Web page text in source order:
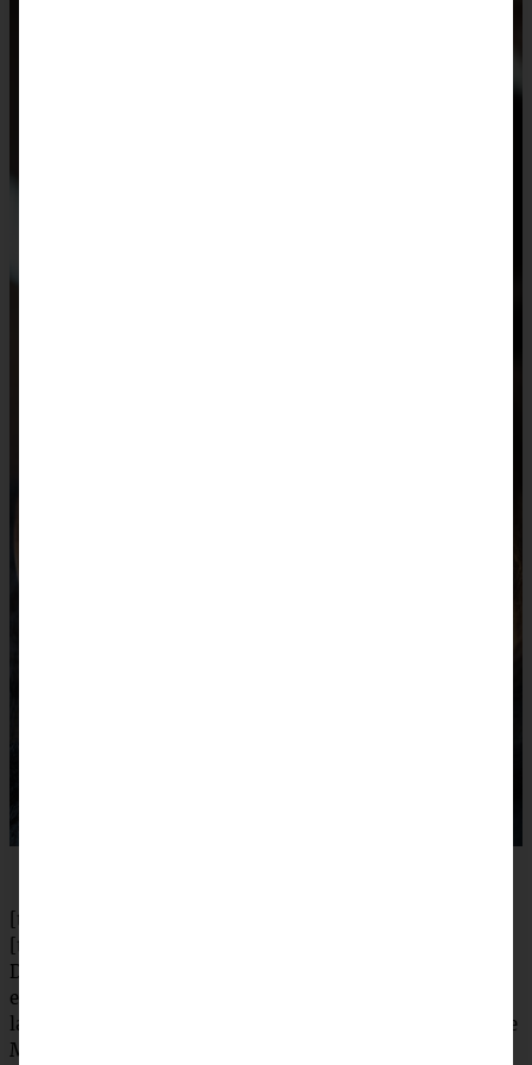
[tabs]
[tab title=”Zubereitung”]
Den Backofen auf 200 °C (175 °C Umluft) vorheizen. In
einem Topf Butter, Bier, Vanille-Extrakt und Zucker
langsam erhitzen. Sobald sich die Butter aufgelöst hat, die
Masse vom Herd nehmen und abkühlen lassen. Schmand